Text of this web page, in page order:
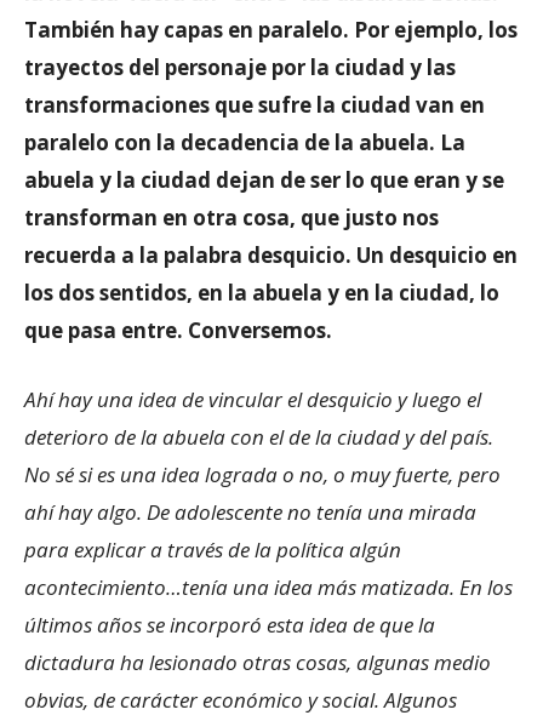
También hay capas en paralelo. Por ejemplo, los
trayectos del personaje por la ciudad y las
transformaciones que sufre la ciudad van en
paralelo con la decadencia de la abuela. La
abuela y la ciudad dejan de ser lo que eran y se
transforman en otra cosa, que justo nos
recuerda a la palabra desquicio. Un desquicio en
los dos sentidos, en la abuela y en la ciudad, lo
que pasa entre. Conversemos.
Ahí hay una idea de vincular el desquicio y luego el
deterioro de la abuela con el de la ciudad y del país.
No sé si es una idea lograda o no, o muy fuerte, pero
ahí hay algo. De adolescente no tenía una mirada
para explicar a través de la política algún
acontecimiento…tenía una idea más matizada. En los
últimos años se incorporó esta idea de que la
dictadura ha lesionado otras cosas, algunas medio
obvias, de carácter económico y social. Algunos